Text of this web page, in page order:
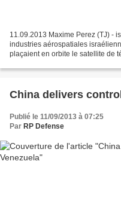
11.09.2013 Maxime Perez (TJ) -
industries aérospatiales
plaçaient en orbite le satellite de
China delivers
Publié le 11/09/2013 à 07:25
Par RP Defense